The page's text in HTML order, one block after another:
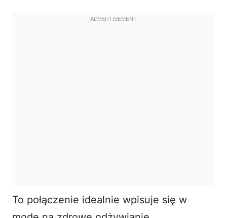
To połączenie idealnie wpisuje się w